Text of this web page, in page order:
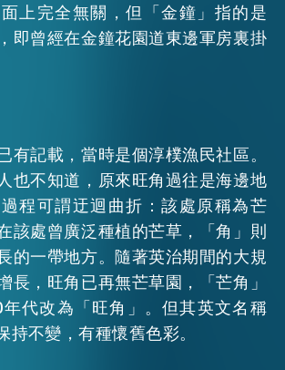
上完全無關，但「金鐘」指的是
即曾經在金鐘花園道東邊軍房裏掛
有記載，當時是個淳樸漁民社區。
也不知道，原來旺角過往是海邊地
程可謂迂迴曲折：該處原稱為芒
該處曾廣泛種植的芒草，「角」則
的一帶地方。隨著英治期間的大規
長，旺角已再無芒草園，「芒角」
代改為「旺角」。但其英文名稱
不變，有種懷舊色彩。